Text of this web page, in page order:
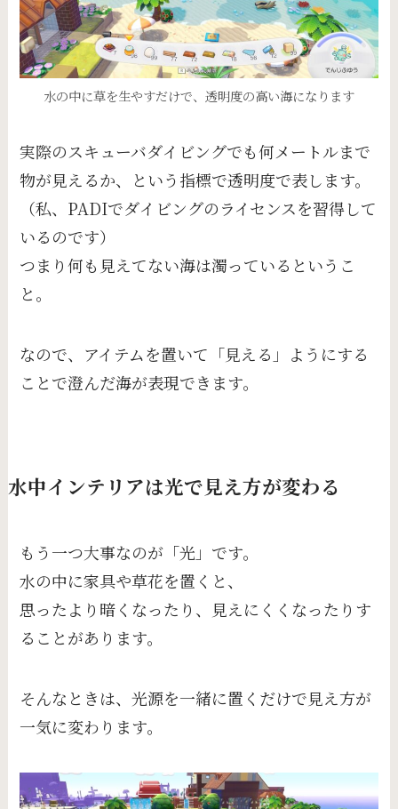
水の中に草を生やすだけで、透明度の高い海になります
実際のスキューバダイビングでも何メートルまで
物が見えるか、という指標で透明度で表します。
（私、PADIでダイビングのライセンスを習得して
いるのです）
つまり何も見えてない海は濁っているというこ
と。
なので、アイテムを置いて「見える」ようにする
ことで澄んだ海が表現できます。
水中インテリアは光で見え方が変わる
もう一つ大事なのが「光」です。
水の中に家具や草花を置くと、
思ったより暗くなったり、見えにくくなったりす
ることがあります。
そんなときは、光源を一緒に置くだけで見え方が
一気に変わります。